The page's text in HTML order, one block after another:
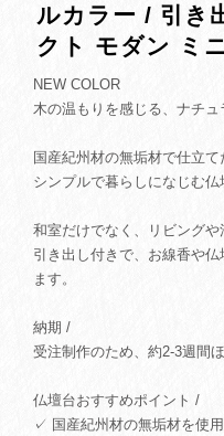
ルカラー / 引き
クト モダン ミ
NEW COLOR
木の温もりを感じる、ナチュ
国産紀州材の無垢材で仕立て
シンプルで暮らしになじむ仏
和室だけでなく、リビングや
引き出し付きで、お線香や
ます。
納期 /
受注制作のため、約2-3週間
仏壇台おすすめポイント /
✓ 国産紀州材の無垢材を使用